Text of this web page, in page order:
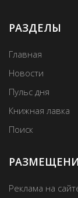
РАЗДЕЛЫ
Главная
Новости
Пульс дня
Книжная лавка
Поиск
Реклама на